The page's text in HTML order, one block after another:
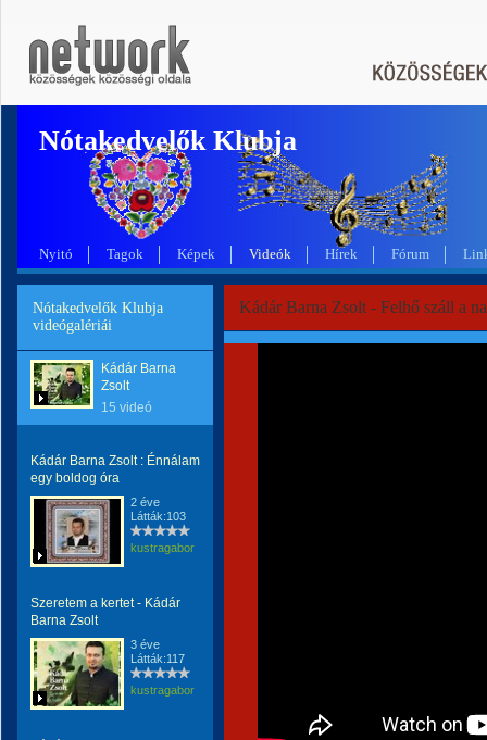
Nótakedvelők Klubja
Nyitó Tagok Képek Videók Hírek Fórum
Nótakedvelők Klubja
videógalériái
Kádár Barna
Zsolt
15 videó
Kádár Barna Zsolt : Énnálam
egy boldog óra
2 éve
Látták:103
kustragabor
Szeretem a kertet - Kádár
Barna Zsolt
3 éve
Látták:117
kustragabor
Kádár Barna Zsolt - Felhő száll a